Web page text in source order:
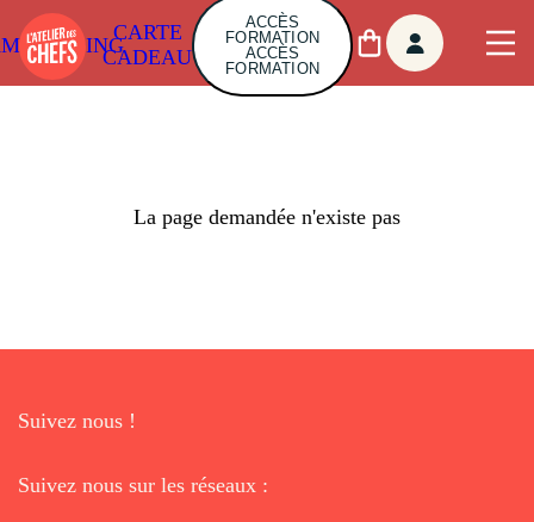
CARTE
CADEAU
ACCÈS
FORMATION
ACCÈS
FORMATION
La page demandée n'existe pas
Suivez nous !
Suivez nous sur les réseaux :